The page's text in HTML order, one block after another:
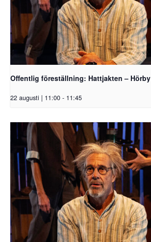
Offentlig föreställning: Hattjakten – Hörby
22 augusti | 11:00 - 11:45